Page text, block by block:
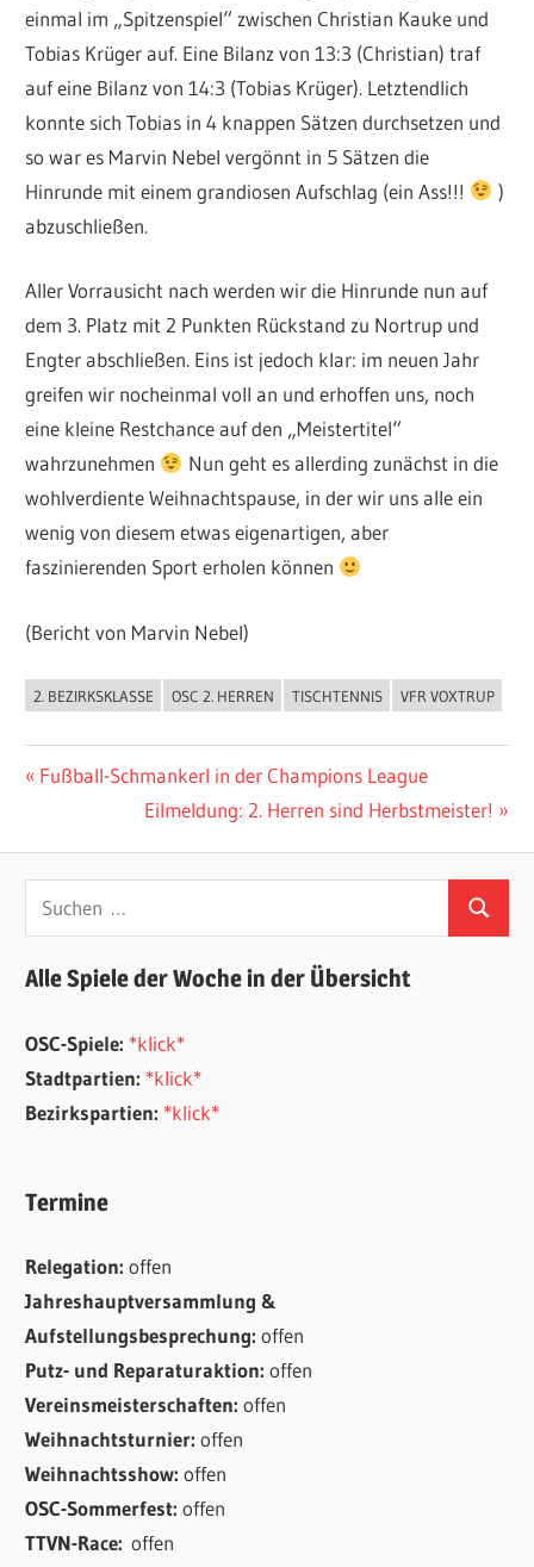
einmal im „Spitzenspiel“ zwischen Christian Kauke und
Tobias Krüger auf. Eine Bilanz von 13:3 (Christian) traf
auf eine Bilanz von 14:3 (Tobias Krüger). Letztendlich
konnte sich Tobias in 4 knappen Sätzen durchsetzen und
so war es Marvin Nebel vergönnt in 5 Sätzen die
Hinrunde mit einem grandiosen Aufschlag (ein Ass!!!
)
abzuschließen.
Aller Vorrausicht nach werden wir die Hinrunde nun auf
dem 3. Platz mit 2 Punkten Rückstand zu Nortrup und
Engter abschließen. Eins ist jedoch klar: im neuen Jahr
greifen wir nocheinmal voll an und erhoffen uns, noch
eine kleine Restchance auf den „Meistertitel“
wahrzunehmen
Nun geht es allerding zunächst in die
wohlverdiente Weihnachtspause, in der wir uns alle ein
wenig von diesem etwas eigenartigen, aber
faszinierenden Sport erholen können
(Bericht von Marvin Nebel)
ALLGEMEIN
2. BEZIRKSKLASSE OSC 2. HERREN TISCHTENNIS VFR VOXTRUP
Beitragsnavigation
Vorheriger
Fußball-Schmankerl in der Champions League
Nächster
Eilmeldung: 2. Herren sind Herbstmeister!
Suchen
nach:
Suchen
Alle Spiele der Woche in der Übersicht
OSC-Spiele: *klick*
Stadtpartien: *klick*
Bezirkspartien: *klick*
Termine
Relegation:offen
Jahreshauptversammlung &
Aufstellungsbesprechung:offen
Putz- und Reparaturaktion:offen
Vereinsmeisterschaften:offen
Weihnachtsturnier:offen
Weihnachtsshow:offen
OSC-Sommerfest:offen
TTVN-Race:offen